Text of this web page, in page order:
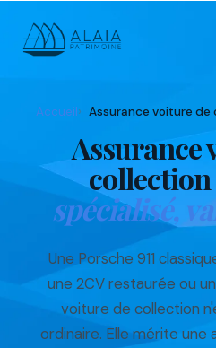
Accueil Assurance voiture de
Assurance
collection
spécialisé,
Une Porsche 911
une 2CV restaurée ou
voiture de collection
ordinaire. Elle mérite une